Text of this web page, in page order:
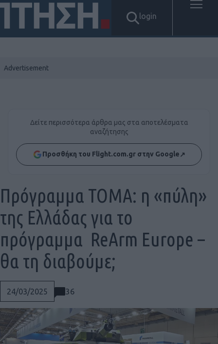
login
Δείτε περισσότερα άρθρα μας στα αποτελέσματα
αναζήτησης
Προσθήκη του Flight.com.gr στην Google↗
24/03/2025 36
Πρόγραμμα ΤΟΜΑ: η «πύλη»
της Ελλάδας για το
πρόγραμμα ReArm Europe –
θα τη διαβούμε;